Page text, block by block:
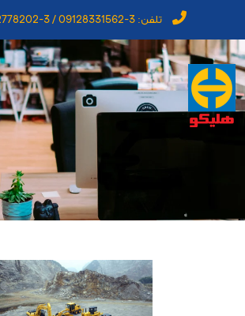
تلفن:3-09128331562 / 3-02122778202